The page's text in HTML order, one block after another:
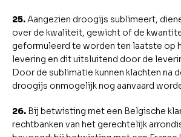
25.Aangezien droogijs sublimeert,
over de kwaliteit, gewicht of de
geformuleerd te worden ten laatste op
levering en dit uitsluitend door de
Door de sublimatie kunnen klachten na
droogijs onmogelijk nog aanvaard
26. Bij betwisting met een Belgische
rechtbanken van het gerechtelijk